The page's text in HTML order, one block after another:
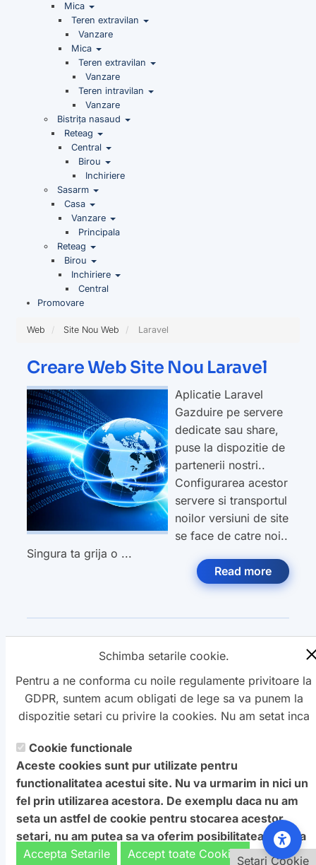
Mica
Teren extravilan
Vanzare
Mica
Teren extravilan
Vanzare
Teren intravilan
Vanzare
Bistrița nasaud
Reteag
Central
Birou
Inchiriere
Sasarm
Casa
Vanzare
Principala
Reteag
Birou
Inchiriere
Central
Promovare
Web Site Nou Web Laravel
Creare Web Site Nou Laravel
Aplicatie Laravel
Gazduire pe servere
dedicate sau share,
puse la dispozitie de
partenerii nostri..
Configurarea acestor
servere si transportul
noilor versiuni de site
se face de catre noi..
Singura ta grija o ...
Read more
Categoria:Site Nou Web,Laravel,
Copyright ©Petro&
profesionale de creareWebNou. Hai la noi !
Textele si imaginile prezente pe acest site au fost furnizate de
catre proprietarul de domeniu! Pentru orice probleme va rog
sa ne contactati.
Schimba setarile cookie.
Pentru a ne conforma cu noile regulamente privitoare la
GDPR, suntem acum obligati de lege sa va punem la
dispozitie setari cu privire la cookies. Nu am setat inca
schimbati aceste setari mai tarziu, va punem la
dispozitie un buton in coltul de jos al paginii. In orice
caz, va aducem la cunostiinta ca unele cookie sunt intr-
adevar necesare website-ului nostru pentru a functiona,
si nu pot fi dezactivate.Daca nu sunteti de acord cu
aceasta: Va rugam sa nu vizitati acest site.
Cookie functionale
Aceste cookies sunt pur utilizate pentru
functionalitatea acestui site. Nu va urmarim in nici un
fel prin utilizarea acestora. De exemplu daca nu am
seta un astfel de cookie pentru stocarea acestor
setari, nu am putea sa va oferim posibilitatea de a va
afisa acest ecran cu optiuni.
Accepta Setarile Accept toate CookiesSetari Cookie
Setari Cookie